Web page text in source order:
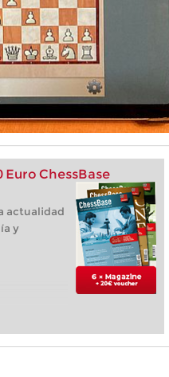
ChessBase
actualidad
y